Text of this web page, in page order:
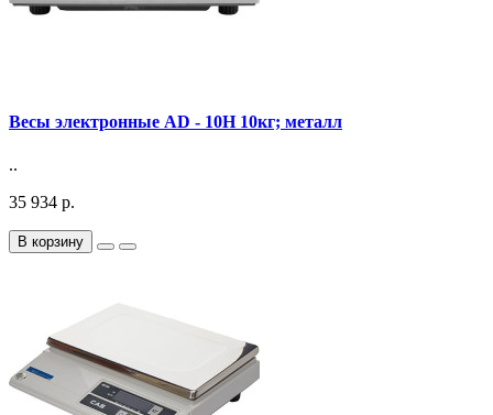
Весы электронные AD - 10H 10кг; металл
..
35 934 р.
В корзину